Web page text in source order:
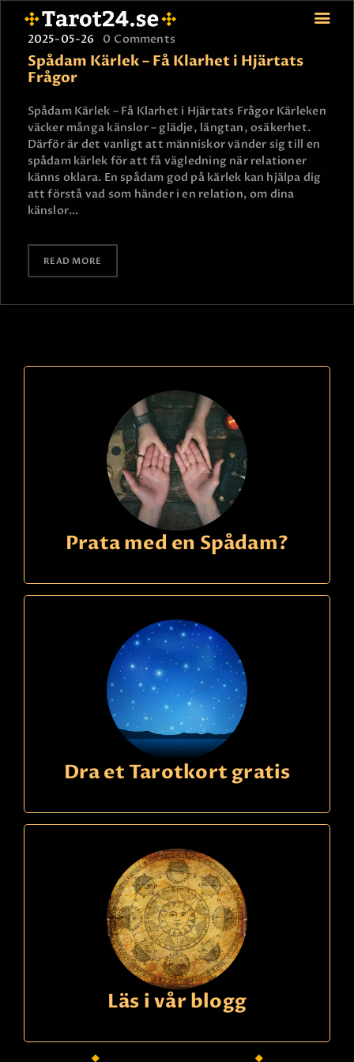
HEM
ASTROLOGI
STJÄRNTECKEN
TAROT
SPÅDAM-SIERSKA
JOBBA SOM SPÅDAM
BETALNING
2025-05-26 0 Comments
Spådam Kärlek – Få Klarhet i Hjärtats
Frågor
Spådam Kärlek – Få Klarhet i Hjärtats Frågor Kärleken
väcker många känslor – glädje, längtan, osäkerhet.
Därför är det vanligt att människor vänder sig till en
spådam kärlek för att få vägledning när relationer
känns oklara. En spådam god på kärlek kan hjälpa dig
att förstå vad som händer i en relation, om dina
känslor…
READ MORE
Prata med en Spådam?
Dra et Tarotkort gratis
Läs i vår blogg